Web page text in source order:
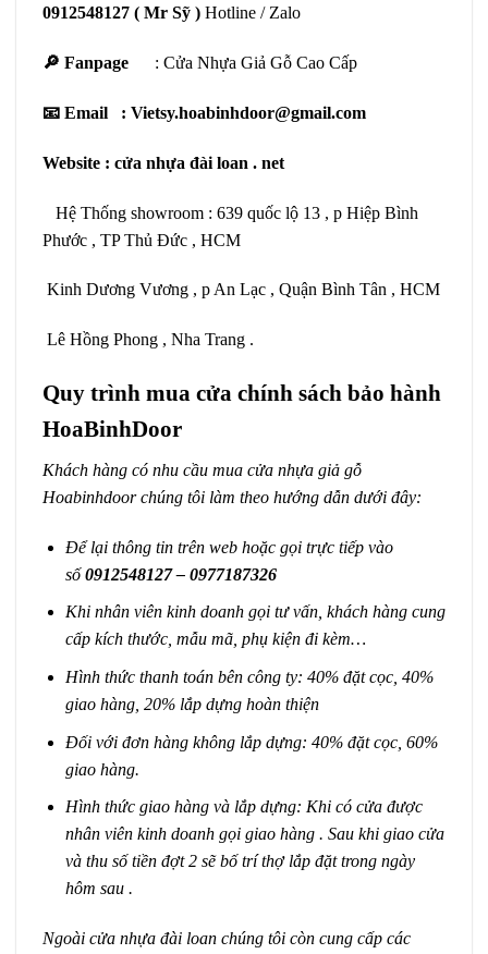
0912548127 ( Mr Sỹ ) Hotline / Zalo
🔎 Fanpage : Cửa Nhựa Giả Gỗ Cao Cấp
📧 Email : Vietsy.hoabinhdoor@gmail.com
Website : cửa nhựa đài loan . net
Hệ Thống showroom : 639 quốc lộ 13 , p Hiệp Bình
Phước , TP Thủ Đức , HCM
Kinh Dương Vương , p An Lạc , Quận Bình Tân , HCM
Lê Hồng Phong , Nha Trang .
Quy trình mua cửa chính sách bảo hành
HoaBinhDoor
Khách hàng có nhu cầu mua cửa nhựa giả gỗ
Hoabinhdoor chúng tôi làm theo hướng dẫn dưới đây:
Để lại thông tin trên web hoặc gọi trực tiếp vào
số0912548127 – 0977187326
Khi nhân viên kinh doanh gọi tư vấn, khách hàng cung
cấp kích thước, mẫu mã, phụ kiện đi kèm…
Hình thức thanh toán bên công ty: 40% đặt cọc, 40%
giao hàng, 20% lắp dựng hoàn thiện
Đối với đơn hàng không lắp dựng: 40% đặt cọc, 60%
giao hàng.
Hình thức giao hàng và lắp dựng: Khi có cửa được
nhân viên kinh doanh gọi giao hàng . Sau khi giao cửa
và thu số tiền đợt 2 sẽ bố trí thợ lắp đặt trong ngày
hôm sau .
Ngoài cửa nhựa đài loan chúng tôi còn cung cấp các